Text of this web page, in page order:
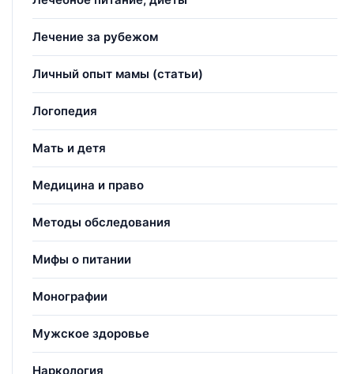
Лечение за рубежом
Личный опыт мамы (статьи)
Логопедия
Мать и детя
Медицина и право
Методы обследования
Мифы о питании
Монографии
Мужское здоровье
Наркология